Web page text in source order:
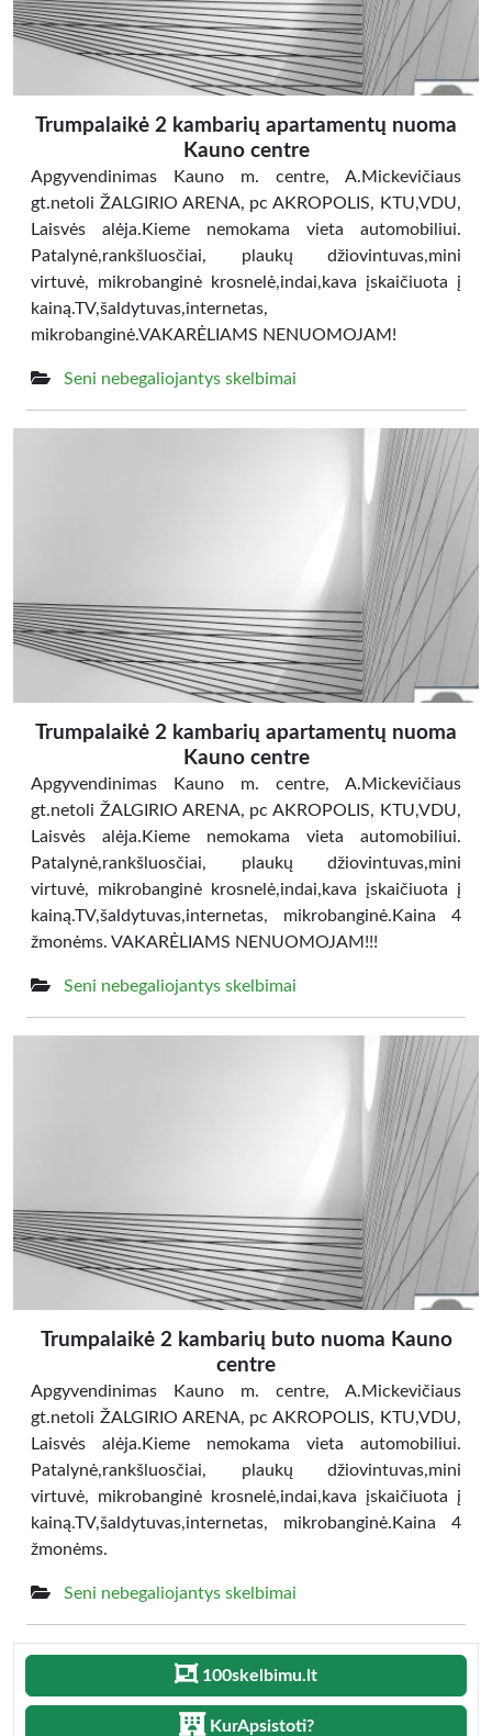
Trumpalaikė 2 kambarių apartamentų nuoma
Kauno centre
Apgyvendinimas Kauno m. centre, A.Mickevičiaus
gt.netoli ŽALGIRIO ARENA, pc AKROPOLIS, KTU,VDU,
Laisvės alėja.Kieme nemokama vieta automobiliui.
Patalynė,rankšluosčiai, plaukų džiovintuvas,mini
virtuvė, mikrobanginė krosnelė,indai,kava įskaičiuota į
kainą.TV,šaldytuvas,internetas,
mikrobanginė.VAKARĖLIAMS NENUOMOJAM!
Seni nebegaliojantys skelbimai
Trumpalaikė 2 kambarių apartamentų nuoma
Kauno centre
Apgyvendinimas Kauno m. centre, A.Mickevičiaus
gt.netoli ŽALGIRIO ARENA, pc AKROPOLIS, KTU,VDU,
Laisvės alėja.Kieme nemokama vieta automobiliui.
Patalynė,rankšluosčiai, plaukų džiovintuvas,mini
virtuvė, mikrobanginė krosnelė,indai,kava įskaičiuota į
kainą.TV,šaldytuvas,internetas, mikrobanginė.Kaina 4
žmonėms. VAKARĖLIAMS NENUOMOJAM!!!
Seni nebegaliojantys skelbimai
Trumpalaikė 2 kambarių buto nuoma Kauno
centre
Apgyvendinimas Kauno m. centre, A.Mickevičiaus
gt.netoli ŽALGIRIO ARENA, pc AKROPOLIS, KTU,VDU,
Laisvės alėja.Kieme nemokama vieta automobiliui.
Patalynė,rankšluosčiai, plaukų džiovintuvas,mini
virtuvė, mikrobanginė krosnelė,indai,kava įskaičiuota į
kainą.TV,šaldytuvas,internetas, mikrobanginė.Kaina 4
žmonėms.
Seni nebegaliojantys skelbimai
100skelbimu.lt
KurApsistoti?